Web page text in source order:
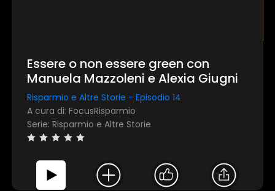
Essere o non essere green con
Manuela Mazzoleni e Alexia Giugni
Risparmio e Altre Storie - Episodio 14
A cura di: FocusRisparmio
Serie: Risparmio e Altre Storie